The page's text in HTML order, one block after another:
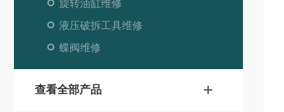
旋转油缸维修
液压破拆工具维修
蝶阀维修
查看全部产品